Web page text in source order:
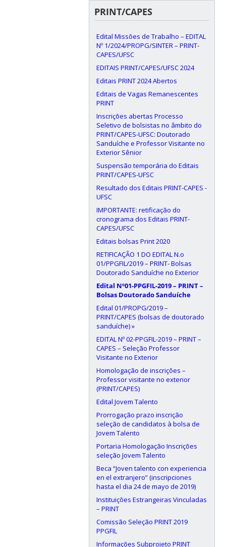
PRINT/CAPES
Edital Missões de Trabalho – EDITAL
Nº 1/2024/PROPG/SINTER – PRINT-
CAPES/UFSC
EDITAIS PRINT/CAPES/UFSC 2024
Editais PRINT 2024 Abertos
Editais de Vagas Remanescentes
PRINT
Inscrições abertas Processo
Seletivo de bolsistas no âmbito do
PRINT/CAPES-UFSC: Doutorado
Sanduíche e Professor Visitante no
Exterior Sênior
Suspensão temporária do Editais
PRINT/CAPES-UFSC
Resultado dos Editais PRINT-CAPES -
UFSC
IMPORTANTE: retificação do
cronograma dos Editais PRINT-
CAPES/UFSC
Editais bolsas Print 2020
RETIFICAÇÃO 1 DO EDITAL N.o
01/PPGFIL/2019 – PRINT- Bolsas
Doutorado Sanduíche no Exterior
Edital Nº01-PPGFIL-2019 – PRINT –
Bolsas Doutorado Sanduíche
Edital 01/PROPG/2019 –
PRINT/CAPES (bolsas de doutorado
sanduíche) »
EDITAL Nº 02-PPGFIL-2019 – PRINT –
CAPES – Seleção Professor
Visitante no Exterior
Homologação de inscrições –
Professor visitante no exterior
(PRINT/CAPES)
Edital Jovem Talento
Prorrogação prazo inscrição
seleção de candidatos à bolsa de
Jovem Talento
Portaria Homologação Inscrições
seleção Jovem Talento
Beca “Joven talento con experiencia
en el extranjero” (inscripciones
hasta el dia 24 de mayo de 2019)
Instituições Estrangeiras Vinculadas
– PRINT
Comissão Seleção PRINT 2019
PPGFIL
Informações Subprojeto PRINT